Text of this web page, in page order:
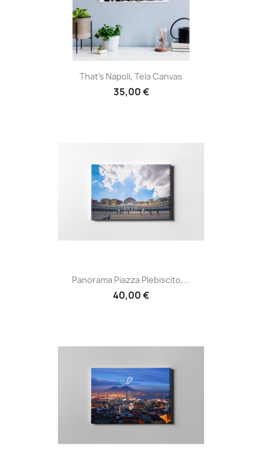
That's Napoli, Tela Canvas
35,00 €
Panorama Piazza Plebiscito,...
40,00 €